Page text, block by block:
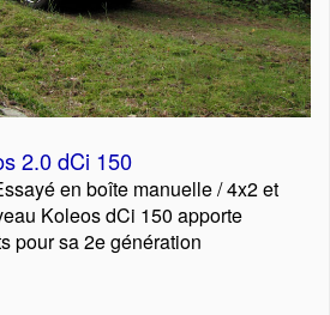
2.0 dCi 150
en boîte manuelle / 4x2 et
Koleos dCi 150 apporte
pour sa 2e génération